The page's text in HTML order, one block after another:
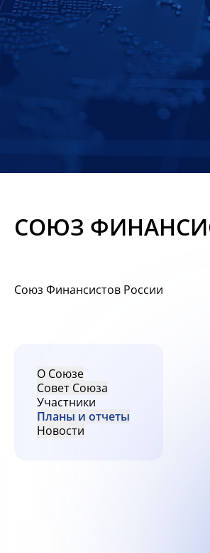
СОЮЗ
Союз Финансистов России
О Союзе
Совет Союза
Участники
Планы и отчеты
Новости